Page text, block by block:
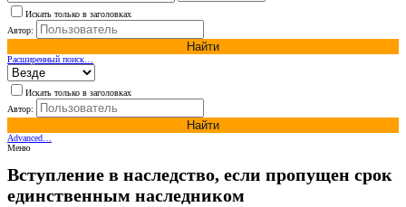
Искать только в заголовках
Автор:
Найти
Расширенный поиск…
Искать только в заголовках
Автор:
Найти
Advanced…
Меню
Вступление в наследство, если пропущен срок
единственным наследником